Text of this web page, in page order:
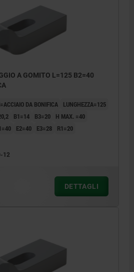
A GOMITO L=125 B2=40
DA BONIFICA
LUNGHEZZA=125
B1=14 B3=20
H MAX. =40
E2=40 E3=28
R1=20
12
DETTAGLI